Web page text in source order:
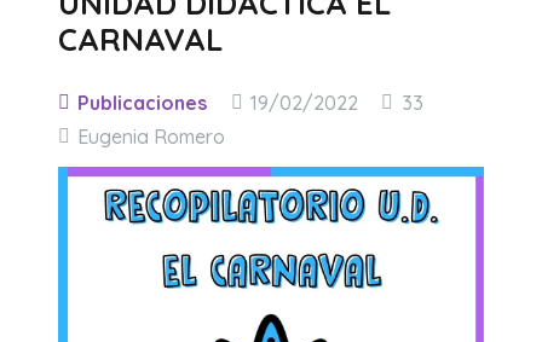
CARNAVAL
Publicaciones 19/02/2022 33Comentarios
Eugenia Romero